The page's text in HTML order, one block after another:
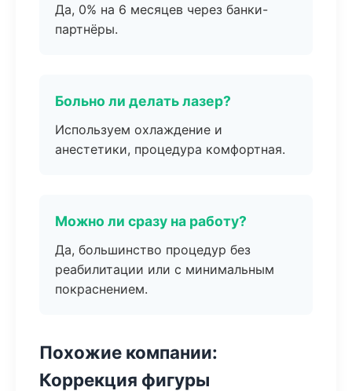
Да, 0% на 6 месяцев через банки-
партнёры.
Больно ли делать лазер?
Используем охлаждение и
анестетики, процедура комфортная.
Можно ли сразу на работу?
Да, большинство процедур без
реабилитации или с минимальным
покраснением.
Похожие компании:
Коррекция фигуры